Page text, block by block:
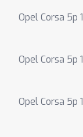
Opel Corsa 5p
Opel Corsa 5p
Opel Corsa 5p